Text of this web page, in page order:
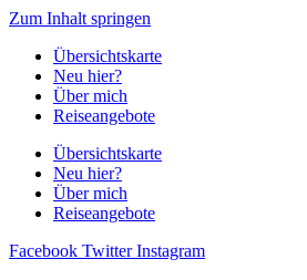
Zum Inhalt springen
Übersichtskarte
Neu hier?
Über mich
Reiseangebote
Übersichtskarte
Neu hier?
Über mich
Reiseangebote
Facebook Twitter Instagram